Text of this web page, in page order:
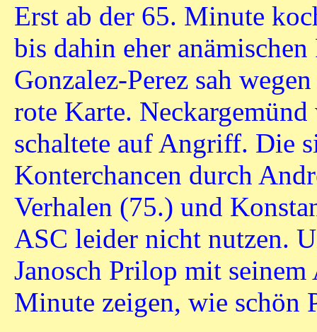
Erst ab der 65. Minute
bis dahin eher
Gonzalez-Perez sah
rote Karte.
schaltete auf Angriff. Die
Konterchancen durch
Verhalen (75.) und
ASC leider nicht nutzen.
Janosch Prilop mit
Minute zeigen, wie schön